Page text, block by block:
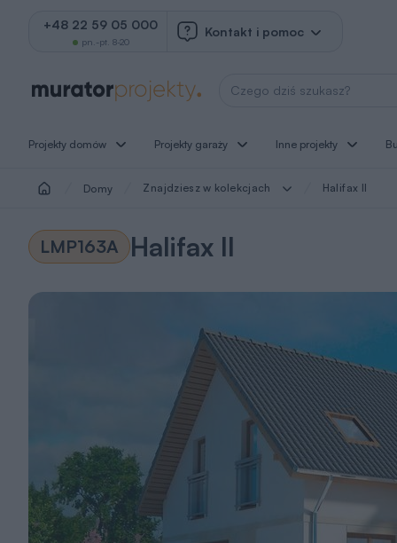
+48 22 59 05 000
pn.-pt. 8-20
Kontakt i pomoc
Wyszukaj projekt
Projekty domów Projekty garaży Inne projekty
Domy Znajdziesz w kolekcjach Halifax II
LMP163A Halifax II